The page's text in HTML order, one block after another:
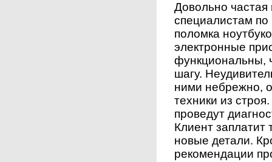
Довольно
специалистам по
поломка
электронные
функциональны,
шагу.
ними небрежно,
техники из
проведут
Клиент заплатит
новые детали.
рекомендации